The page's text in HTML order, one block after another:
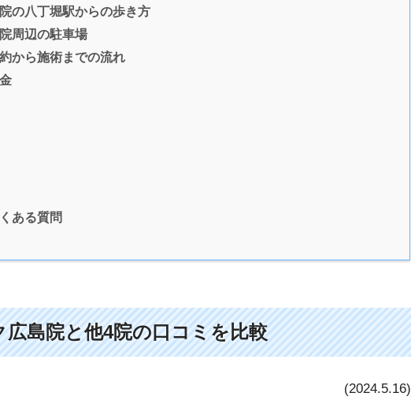
の八丁堀駅からの歩き方
周辺の駐車場
から施術までの流れ
ある質問
島院と他4院の口コミを比較
(2024.5.16)